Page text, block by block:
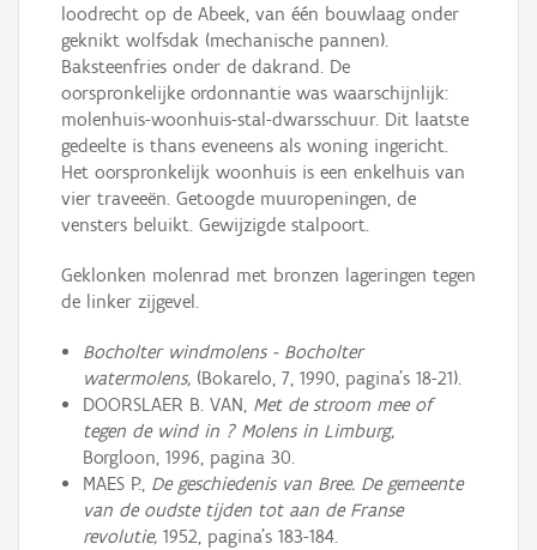
loodrecht op de Abeek, van één bouwlaag onder
geknikt wolfsdak (mechanische pannen).
Baksteenfries onder de dakrand. De
oorspronkelijke ordonnantie was waarschijnlijk:
molenhuis-woonhuis-stal-dwarsschuur. Dit laatste
gedeelte is thans eveneens als woning ingericht.
Het oorspronkelijk woonhuis is een enkelhuis van
vier traveeën. Getoogde muuropeningen, de
vensters beluikt. Gewijzigde stalpoort.
Geklonken molenrad met bronzen lageringen tegen
de linker zijgevel.
Bocholter windmolens - Bocholter
watermolens,(Bokarelo, 7, 1990, pagina's 18-21).
DOORSLAER B. VAN, Met de stroom mee of
tegen de wind in ? Molens in Limburg,
Borgloon, 1996, pagina 30.
MAES P.,De geschiedenis van Bree. De gemeente
van de oudste tijden tot aan de Franse
revolutie, 1952, pagina's 183-184.